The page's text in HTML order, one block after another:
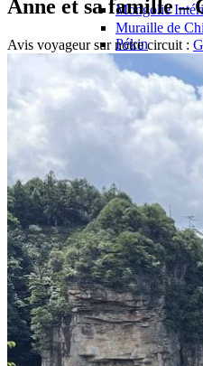
Mongolie
Muraille de
Pékin
Pingyao 平遥
Wutaishan 五
Côte Est
Anhui 安徽
Hangzhou 杭州
Shandong 山东
Shanghai 上海
Suzhou 苏州
Nord Ouest
Gansu 甘肃
Qinghai 青海
Xi’an 西安市
Xinjiang 新疆
Anne et sa famille –
Avis voyageur sur notre circuit :